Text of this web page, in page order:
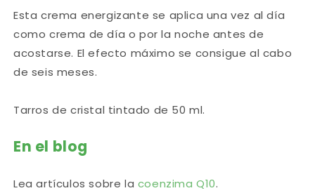
Esta crema energizante se aplica una vez al día
como crema de día o por la noche antes de
acostarse. El efecto máximo se consigue al cabo
de seis meses.
Tarros de cristal tintado de 50 ml.
En el blog
Lea artículos sobre la coenzima Q10.